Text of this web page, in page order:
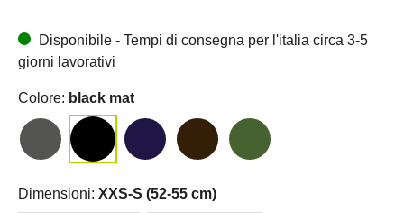
Disponibile - Tempi di consegna per l'italia circa 3-5
giorni lavorativi
Colore: black mat
Dimensioni: XXS-S (52-55 cm)